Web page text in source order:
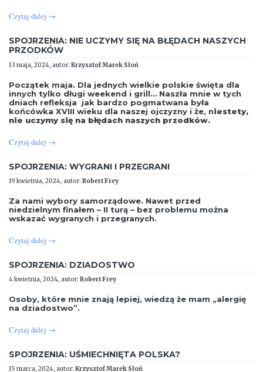
Czytaj dalej →
SPOJRZENIA: NIE UCZYMY SIĘ NA BŁĘDACH NASZYCH
PRZODKÓW
13 maja, 2024, autor: Krzysztof Marek Słoń
Początek maja. Dla jednych wielkie polskie święta dla
innych tylko długi weekend i grill… Naszła mnie w tych
dniach refleksja jak bardzo pogmatwana była
końcówka XVIII wieku dla naszej ojczyzny i że, niestety,
nie uczymy się na błędach naszych przodków.
Czytaj dalej →
SPOJRZENIA: WYGRANI I PRZEGRANI
19 kwietnia, 2024, autor: Robert Frey
Za nami wybory samorządowe. Nawet przed
niedzielnym finałem – II turą – bez problemu można
wskazać wygranych i przegranych.
Czytaj dalej →
SPOJRZENIA: DZIADOSTWO
4 kwietnia, 2024, autor: Robert Frey
Osoby, które mnie znają lepiej, wiedzą że mam „alergię
na dziadostwo”.
Czytaj dalej →
SPOJRZENIA: UŚMIECHNIĘTA POLSKA?
15 marca, 2024, autor: Krzysztof Marek Słoń